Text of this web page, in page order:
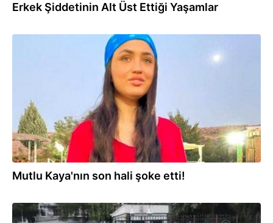
Erkek Şiddetinin Alt Üst Ettiği Yaşamlar
Mutlu Kaya'nın son hali şoke etti!
21.04.2021